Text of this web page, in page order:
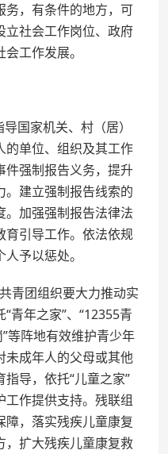
务，有条件的地方，可
立社会工作岗位、政府
工作发展。
导国家机关、村（居）
的单位、组织及其工作
件强制报告义务，提升
。建立强制报告线索的
。加强强制报告法律法
育引导工作。依法依规
予以惩处。
共青团组织要大力推动实
青年之家”、“12355青
等阵地有效维护青少年
未成年人的父母或其他
导，依托“儿童之家”
作提供支持。残联组
障，落实残疾儿童康复
，扩大残疾儿童康复救